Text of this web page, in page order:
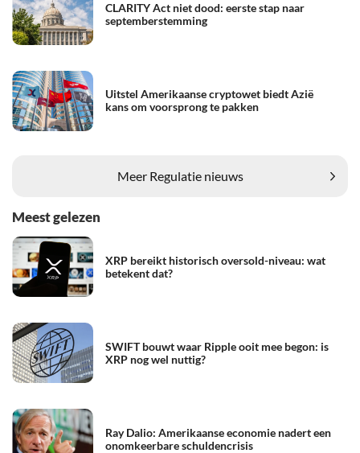
CLARITY Act niet dood: eerste stap naar
septemberstemming
Uitstel Amerikaanse cryptowet biedt Azië
kans om voorsprong te pakken
Meer Regulatie nieuws
Meest gelezen
XRP bereikt historisch oversold-niveau: wat
betekent dat?
SWIFT bouwt waar Ripple ooit mee begon: is
XRP nog wel nuttig?
Ray Dalio: Amerikaanse economie nadert een
onomkeerbare schuldencrisis